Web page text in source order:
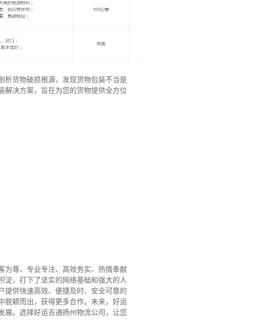
析货物破损根源，发现货物包装不当是
解决方案，旨在为您的货物提供全方位
为尊、专业专注、高效务实、热情奉献
淀，打下了坚实的网络基础和强大的人
提供快速高效、便捷及时、安全可靠的
颖而出，获得更多合作。 未来，好运
展。选择好运吉通扬州物流公司，让您